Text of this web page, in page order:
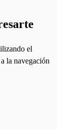
el
la navegación